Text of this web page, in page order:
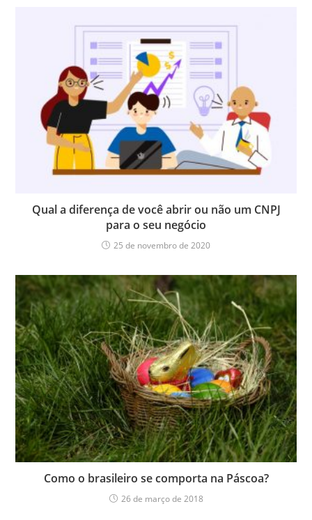
Qual a diferença de você abrir ou não um CNPJ
para o seu negócio
25 de novembro de 2020
Como o brasileiro se comporta na Páscoa?
26 de março de 2018